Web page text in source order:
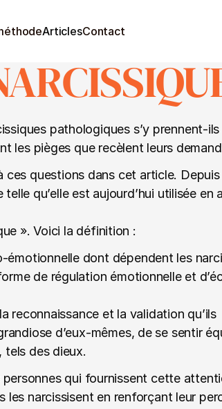
ArticlesContact
pathologiques s’y prennent-
les pièges que recèlent leurs
ces questions dans cet article. Depuis
qu’elle est aujourd’hui utilisée en
». Voici la définition :
émotionnelle dont dépendent les
de régulation émotionnelle et
reconnaissance et la validation qu’ils
d’eux-mêmes, de se sentir
des dieux.
qui fournissent cette
les narcissisent en renforçant leur